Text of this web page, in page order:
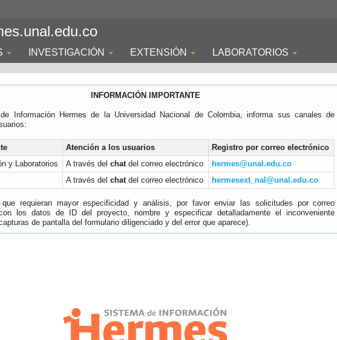
INVESTIGACIÓN EXTENSIÓN LABORATORIOS
INFORMACIÓN IMPORTANTE
Información Hermes de la Universidad Nacional de Colombia, informa sus canales de
Atención a los usuarios
Registro por correo electrónico
y Laboratorios
A través del chatdel correo electrónico
hermes@unal.edu.co
A través del chatdel correo electrónico hermesext_nal@unal.edu.co
que requieran mayor especificidad y análisis, por favor enviar las solicitudes por correo
los datos de ID del proyecto, nombre y especificar detalladamente el inconveniente
de pantalla del formulario diligenciado y del error que aparece).